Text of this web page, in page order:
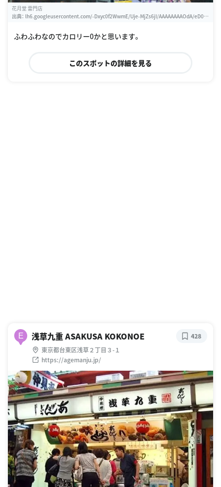
花月堂 雷門店
出典： lh6.googleusercontent.com/-Dxyc0f2WwmE/Uje-MjZs6jI/AAAAAAAAOdA/eD09
ふわふわなのでカロリー0かと思います。
このスポットの詳細を見る
E 浅草九重 ASAKUSA KOKONOE
東京都台東区浅草２丁目３-１
https://agemanju.jp/
428